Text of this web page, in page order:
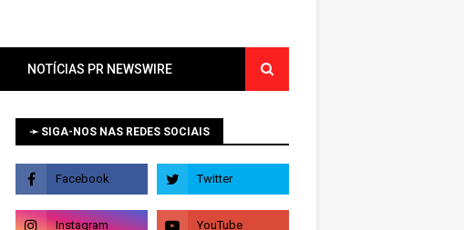
NOTÍCIAS PR NEWSWIRE
➛ SIGA-NOS NAS REDES SOCIAIS